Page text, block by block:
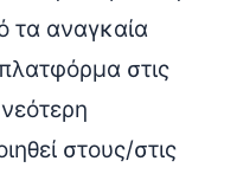
τα αναγκαία
πλατφόρμα στις
στους/στις